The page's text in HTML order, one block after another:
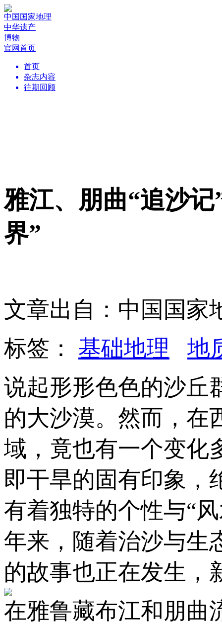
中国国家地理
中华遗产
博物
官网首页
首页
杂志内容
往期回顾
雅江、朋曲“追沙
界”
文章出自：中国国家
标签： 基础地理
地
说起形形色色的沙丘
的大沙漠。然而，在
域，竟也有一个变化
即干旱的固有印象，
有着独特的个性与“
年来，随着治沙与生
的故事也正在发生，
在雅鲁藏布江和朋曲